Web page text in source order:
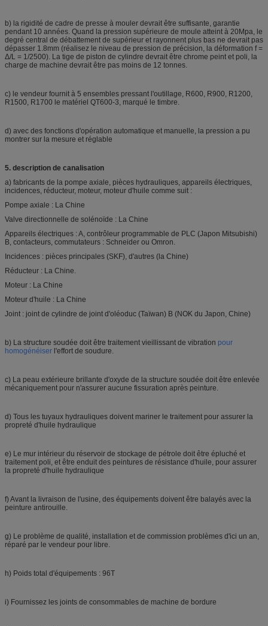
b) la rigidité de cadre de presse à mouler devrait être suffisante, garantie
pendant 10 années. Quand la pression supérieure de moule atteint à 20Mpa, le
degré central de débattement de supérieur et rayonnent plus bas ne devrait pas
dépasser 1.8mm (réalisez le niveau de pression de précision, la déformation f =
Δ/L = 1/2500). La tige de piston de cylindre devrait être chrome peint et poli, la
charge de machine devrait être pas moins de 12 tonnes.
c) le vendeur fournit à 5 ensembles pressant l'outillage, R600, R900, R1200,
R1500, R1700 le matériel QT600-3, marqué le timbre.
d) avec des fonctions d'opération automatique et manuelle, la pression a pu
montrer sur la mesure et réglable
5. description de canalisation
a) fabricants de la pompe axiale, pièces hydrauliques, appareils électriques,
incidences, réducteur, moteur, moteur d'huile comme suit :
Pompe axiale : La Chine
Valve directionnelle de solénoïde : La Chine
Appareils électriques : A, contrôleur programmable de PLC (Japon Mitsubishi)
B, contacteurs, commutateurs : Schneider ou Omron.
Incidences : pièces principales (SKF), d'autres (la Chine)
Réducteur : La Chine.
Moteur : La Chine
Moteur d'huile : La Chine
Joint : joint de cylindre de joint d'oléoduc (Taïwan) B (NOK du Japon, Chine)
b) La structure soudée doit être traitement vieillissant de vibration pour
homogénéiser l'effort de soudure.
c) La peau extérieure brillante d'oxyde de la structure soudée doit être enlevée
mécaniquement pour n'assurer aucune fissuration après peinture.
d) Tous les tuyaux hydrauliques doivent mariner le traitement pour assurer la
propreté d'huile hydraulique
e) Le mur intérieur du réservoir de stockage de pétrole doit être épluché et
traitement poli, et être enduit des peintures de résistance d'huile, pour assurer
la propreté d'huile hydraulique
f) Avant la livraison de l'usine, des équipements doivent être balayés avec la
peinture antirouille.
g) Le problème de qualité, installation et de commission problèmes d'ici un an,
réparé par le vendeur pour libre.
h) Poids total d'équipements : 96T
i) Fournissez les joints de consommables de machine de bordure